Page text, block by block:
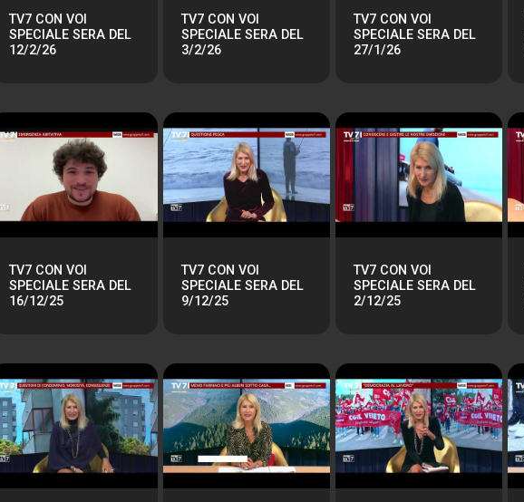
TV7 CON VOI
SPECIALE SERA DEL
12/2/26
TV7 CON VOI
SPECIALE SERA DEL
3/2/26
TV7 CON VOI
SPECIALE SERA DEL
27/1/26
TV7 CON VOI
SPECIALE SERA DEL
16/12/25
TV7 CON VOI
SPECIALE SERA DEL
9/12/25
TV7 CON VOI
SPECIALE SERA DEL
2/12/25